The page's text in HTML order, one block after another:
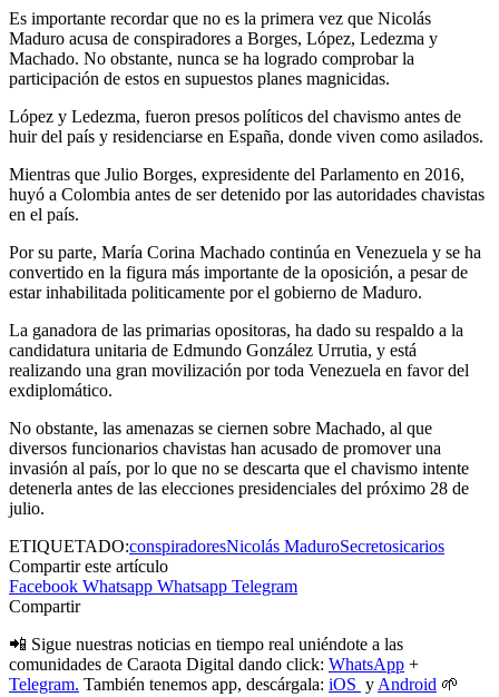
Es importante recordar que no es la primera vez que Nicolás
Maduro acusa de conspiradores a Borges, López, Ledezma y
Machado. No obstante, nunca se ha logrado comprobar la
participación de estos en supuestos planes magnicidas.
López y Ledezma, fueron presos políticos del chavismo antes de
huir del país y residenciarse en España, donde viven como asilados.
Mientras que Julio Borges, expresidente del Parlamento en 2016,
huyó a Colombia antes de ser detenido por las autoridades chavistas
en el país.
Por su parte, María Corina Machado continúa en Venezuela y se ha
convertido en la figura más importante de la oposición, a pesar de
estar inhabilitada politicamente por el gobierno de Maduro.
La ganadora de las primarias opositoras, ha dado su respaldo a la
candidatura unitaria de Edmundo González Urrutia, y está
realizando una gran movilización por toda Venezuela en favor del
exdiplomático.
No obstante, las amenazas se ciernen sobre Machado, al que
diversos funcionarios chavistas han acusado de promover una
invasión al país, por lo que no se descarta que el chavismo intente
detenerla antes de las elecciones presidenciales del próximo 28 de
julio.
ETIQUETADO:conspiradoresNicolás MaduroSecretosicarios
Compartir este artículo
Facebook Whatsapp Whatsapp Telegram
Compartir
📲 Sigue nuestras noticias en tiempo real uniéndote a las
comunidades de Caraota Digital dando click: WhatsApp +
Telegram. También tenemos app, descárgala: iOS y Android 🌱